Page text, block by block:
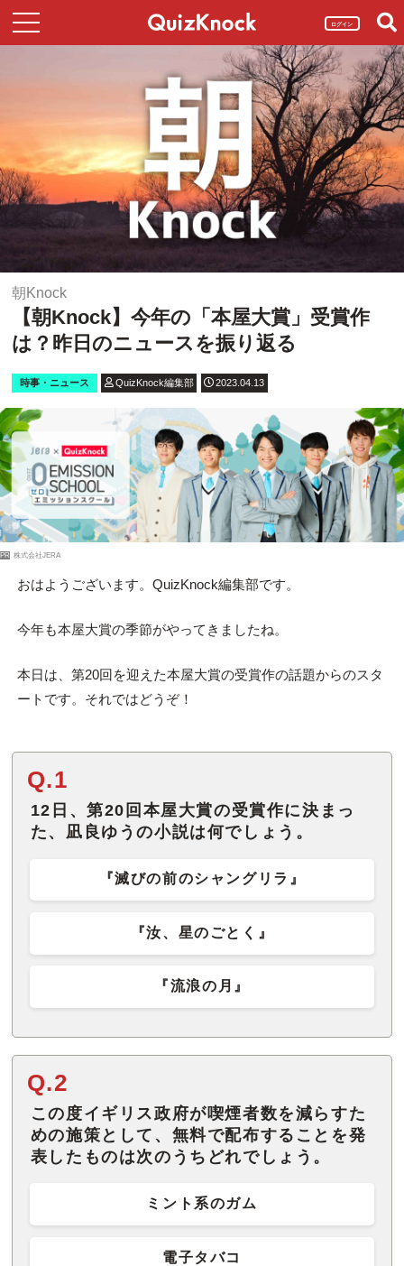
ログイン
朝Knock
【朝Knock】今年の「本屋大賞」受賞作
は？昨日のニュースを振り返る
時事・ニュース QuizKnock編集部 2023.04.13
PR 株式会社JERA
おはようございます。QuizKnock編集部です。
今年も本屋大賞の季節がやってきましたね。
本日は、第20回を迎えた本屋大賞の受賞作の話題からのスタ
ートです。それではどうぞ！
Q.1
12日、第20回本屋大賞の受賞作に決まっ
た、凪良ゆうの小説は何でしょう。
『滅びの前のシャングリラ』
『汝、星のごとく』
『流浪の月』
Q.2
この度イギリス政府が喫煙者数を減らすた
めの施策として、無料で配布することを発
表したものは次のうちどれでしょう。
ミント系のガム
電子タバコ